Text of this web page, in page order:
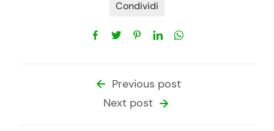
Condividi
Previous post
Next post